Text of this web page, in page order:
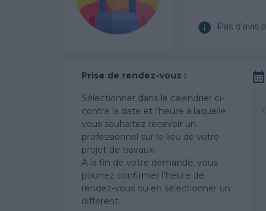
Pas d'avis
Prise de rendez-vous :
Sélectionner dans le calendrier ci-
contre la date et l'heure à laquelle
vous souhaitez recevoir un
professionnel sur le lieu de votre
projet de travaux.
À la fin de votre demande, vous
pourrez confirmer l’heure de
rendez-vous ou en sélectionner un
différent.